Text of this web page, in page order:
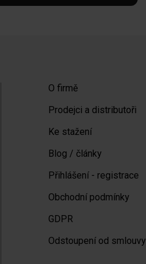
O firmě
Prodejci a distributoři
Ke stažení
Blog / články
Přihlášení - registrace
Obchodní podmínky
GDPR
Odstoupení od smlouvy